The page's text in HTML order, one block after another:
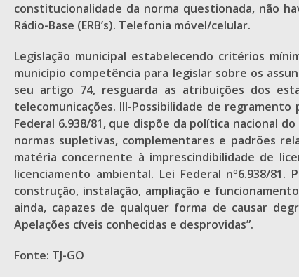
constitucionalidade da norma questionada, não
Rádio-Base (ERB’s). Telefonia móvel/celular.
Legislação municipal estabelecendo critérios
município competência para legislar sobre os
seu artigo 74, resguarda as atribuições dos
telecomunicações. III-Possibilidade de
Federal 6.938/81, que dispõe da política nacional
normas supletivas, complementares e padrões
matéria concernente à imprescindibilidade de
licenciamento ambiental. Lei Federal nº6.938/
construção, instalação, ampliação e
ainda, capazes de qualquer forma de causar
Apelações cíveis conhecidas e desprovidas”.
Fonte: TJ-GO